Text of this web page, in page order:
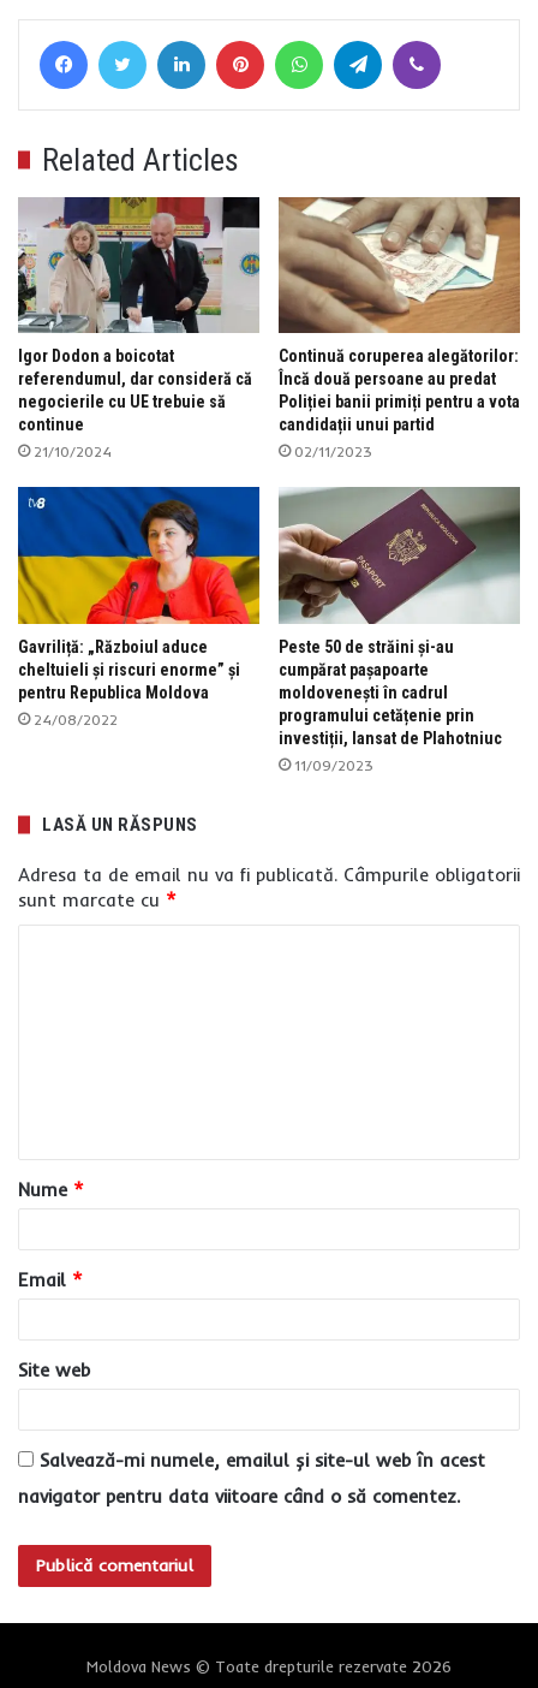
FacebookTwitter LinkedIn Pinterest WhatsAppTelegram
Related Articles
Igor Dodon a boicotat
referendumul, dar consideră că
negocierile cu UE trebuie să
continue
21/10/2024
Continuă coruperea alegătorilor:
Încă două persoane au predat
Poliției banii primiți pentru a vota
candidații unui partid
02/11/2023
Gavriliță: „Războiul aduce
cheltuieli și riscuri enorme” și
pentru Republica Moldova
24/08/2022
Peste 50 de străini și-au
cumpărat pașapoarte
moldovenești în cadrul
programului cetățenie prin
investiții, lansat de Plahotniuc
11/09/2023
LASĂ UN RĂSPUNS
Adresa ta de email nu va fi publicată. Câmpurile obligatorii
sunt marcate cu *
a
r
*
Nume *
Email *
Site web
Salvează-mi numele, emailul și site-ul web în acest
navigator pentru data viitoare când o să comentez.
Moldova News © Toate drepturile rezervate 2026